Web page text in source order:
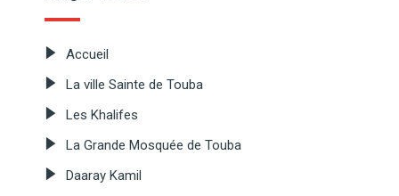
Accueil
La ville Sainte de Touba
Les Khalifes
La Grande Mosquée de Touba
Daaray Kamil